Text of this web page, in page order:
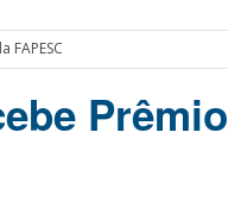
Prêmio